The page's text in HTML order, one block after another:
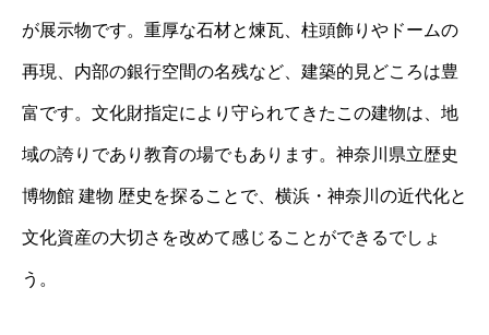
が展示物です。重厚な石材と煉瓦、柱頭飾りやドームの
再現、内部の銀行空間の名残など、建築的見どころは豊
富です。文化財指定により守られてきたこの建物は、地
域の誇りであり教育の場でもあります。神奈川県立歴史
博物館 建物 歴史を探ることで、横浜・神奈川の近代化と
文化資産の大切さを改めて感じることができるでしょ
う。